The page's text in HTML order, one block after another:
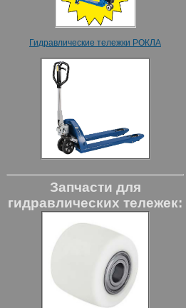
Гидравлические тележки РОКЛА
Запчасти для
гидравлических тележек: